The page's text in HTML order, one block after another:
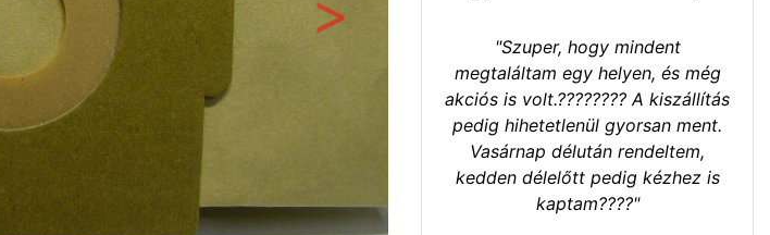
"Szuper, hogy mindent
megtaláltam egy helyen, és még
akciós is volt.???????? A kiszállítás
pedig hihetetlenül gyorsan ment.
Vasárnap délután rendeltem,
kedden délelőtt pedig kézhez is
kaptam????"